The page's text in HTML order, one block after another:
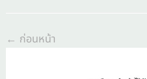
← ก่อนหน้า